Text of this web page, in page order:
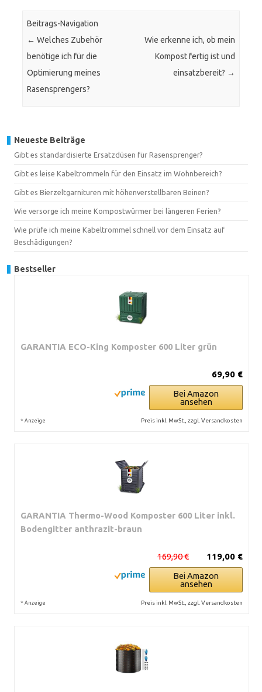
Beitrags-Navigation
← Welches Zubehör
benötige ich für die
Optimierung meines
Rasensprengers?
Wie erkenne ich, ob mein
Kompost fertig ist und
einsatzbereit? →
Neueste Beiträge
Gibt es standardisierte Ersatzdüsen für Rasensprenger?
Gibt es leise Kabeltrommeln für den Einsatz im Wohnbereich?
Gibt es Bierzeltgarnituren mit höhenverstellbaren Beinen?
Wie versorge ich meine Kompostwürmer bei längeren Ferien?
Wie prüfe ich meine Kabeltrommel schnell vor dem Einsatz auf
Beschädigungen?
Bestseller
GARANTIA ECO-King Komposter 600 Liter grün
69,90 €
Bei Amazon
ansehen
* Anzeige Preis inkl. MwSt., zzgl. Versandkosten
GARANTIA Thermo-Wood Komposter 600 Liter inkl.
Bodengitter anthrazit-braun
119,00 €
169,90 €
Bei Amazon
ansehen
* Anzeige Preis inkl. MwSt., zzgl. Versandkosten